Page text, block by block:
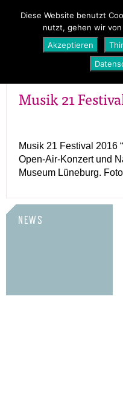
PROGRAMM
Musik 21
Musik 21 Festival 2016
Open-Air-Konzert und
Museum Lüneburg.
NEWS
Diese Website benutzt
nutzt, gehen wir
Akzeptieren